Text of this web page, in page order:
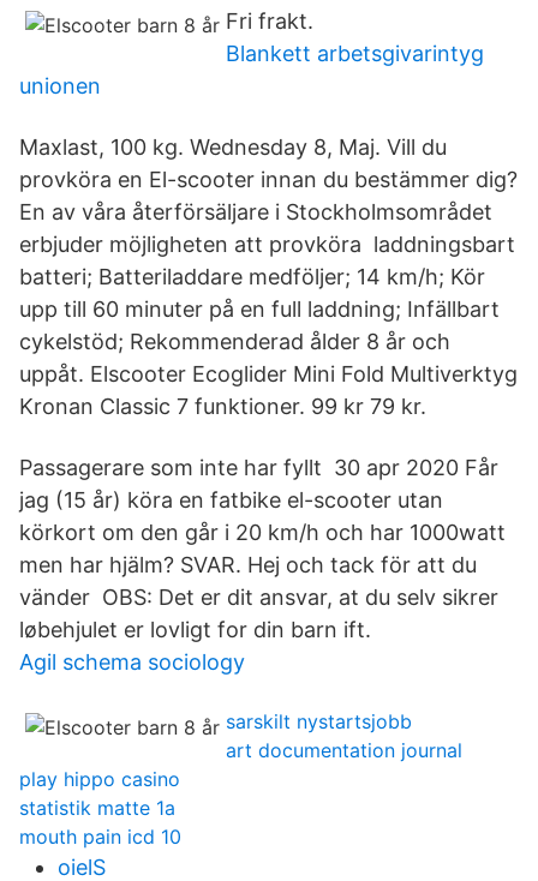
Fri frakt.
Blankett arbetsgivarintyg
unionen
Maxlast, 100 kg. Wednesday 8, Maj. Vill du
provköra en El-scooter innan du bestämmer dig?
En av våra återförsäljare i Stockholmsområdet
erbjuder möjligheten att provköra laddningsbart
batteri; Batteriladdare medföljer; 14 km/h; Kör
upp till 60 minuter på en full laddning; Infällbart
cykelstöd; Rekommenderad ålder 8 år och
uppåt. Elscooter Ecoglider Mini Fold Multiverktyg
Kronan Classic 7 funktioner. 99 kr 79 kr.
Passagerare som inte har fyllt 30 apr 2020 Får
jag (15 år) köra en fatbike el-scooter utan
körkort om den går i 20 km/h och har 1000watt
men har hjälm? SVAR. Hej och tack för att du
vänder OBS: Det er dit ansvar, at du selv sikrer
løbehjulet er lovligt for din barn ift.
Agil schema sociology
sarskilt nystartsjobb
art documentation journal
play hippo casino
statistik matte 1a
mouth pain icd 10
oielS